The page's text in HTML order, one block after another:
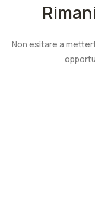
Non esitare a